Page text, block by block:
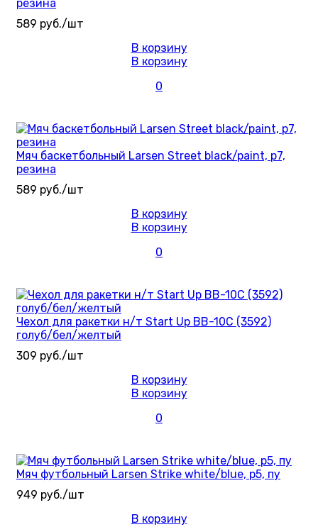
резина
589 руб./шт
В корзину
В корзину
0
Мяч баскетбольный Larsen Street black/paint, р7,
резина
589 руб./шт
В корзину
В корзину
0
Чехол для ракетки н/т Start Up BB-10C (3592)
голуб/бел/желтый
309 руб./шт
В корзину
В корзину
0
Мяч футбольный Larsen Strike white/blue, р5, пу
949 руб./шт
В корзину